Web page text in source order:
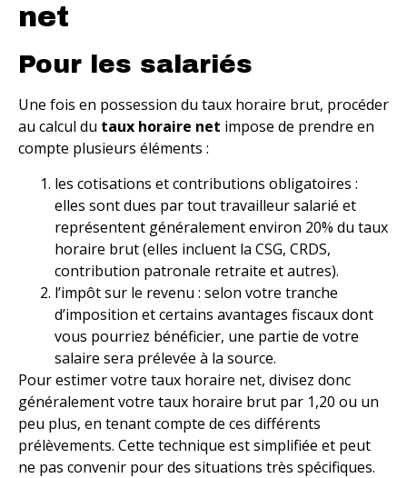
net
Pour les salariés
Une fois en possession du taux horaire brut, procéder
au calcul du taux horaire net impose de prendre en
compte plusieurs éléments :
les cotisations et contributions obligatoires :
elles sont dues par tout travailleur salarié et
représentent généralement environ 20% du taux
horaire brut (elles incluent la CSG, CRDS,
contribution patronale retraite et autres).
l’impôt sur le revenu : selon votre tranche
d’imposition et certains avantages fiscaux dont
vous pourriez bénéficier, une partie de votre
salaire sera prélevée à la source.
Pour estimer votre taux horaire net, divisez donc
généralement votre taux horaire brut par 1,20 ou un
peu plus, en tenant compte de ces différents
prélèvements. Cette technique est simplifiée et peut
ne pas convenir pour des situations très spécifiques.